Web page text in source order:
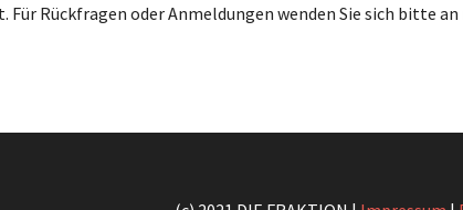
Für Rückfragen oder Anmeldungen wenden Sie sich bitte